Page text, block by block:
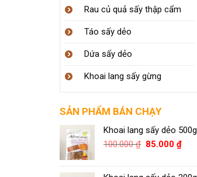
Rau củ quả sấy thập cẩm
Táo sấy dẻo
Dứa sấy dẻo
Khoai lang sấy gừng
SẢN PHẨM BÁN CHẠY
Khoai lang sấy dẻo 500g
100.000₫ 85.000₫